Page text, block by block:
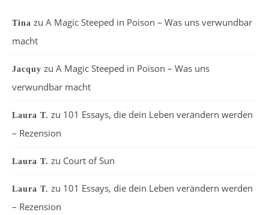
Tina zu A Magic Steeped in Poison – Was uns verwundbar
macht
Jacquy zu A Magic Steeped in Poison – Was uns
verwundbar macht
Laura T. zu 101 Essays, die dein Leben verändern werden
– Rezension
Laura T. zu Court of Sun
Laura T. zu 101 Essays, die dein Leben verändern werden
– Rezension